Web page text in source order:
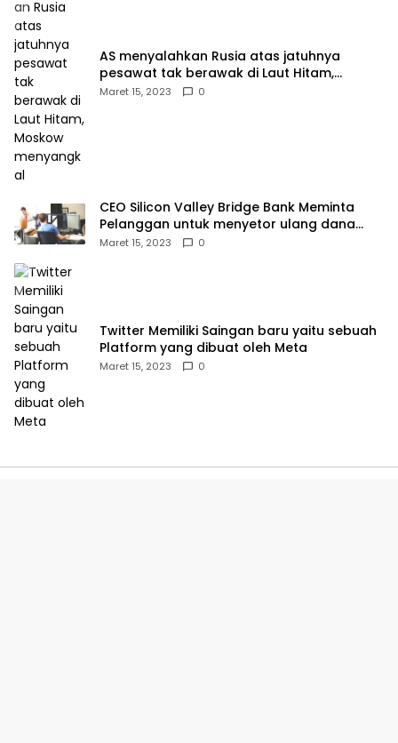
AS menyalahkan Rusia atas jatuhnya
pesawat tak berawak di Laut Hitam,
Moskow menyangkal
Maret 15, 2023 0
CEO Silicon Valley Bridge Bank Meminta
Pelanggan untuk menyetor ulang dana
Mereka
Maret 15, 2023 0
Twitter Memiliki Saingan baru yaitu sebuah
Platform yang dibuat oleh Meta
Maret 15, 2023 0